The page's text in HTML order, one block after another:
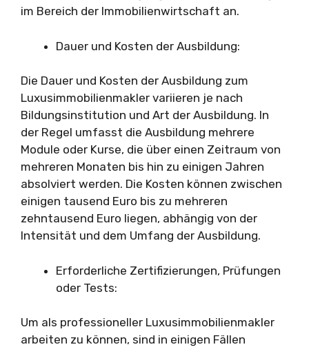
im Bereich der Immobilienwirtschaft an.
Dauer und Kosten der Ausbildung:
Die Dauer und Kosten der Ausbildung zum
Luxusimmobilienmakler variieren je nach
Bildungsinstitution und Art der Ausbildung. In
der Regel umfasst die Ausbildung mehrere
Module oder Kurse, die über einen Zeitraum von
mehreren Monaten bis hin zu einigen Jahren
absolviert werden. Die Kosten können zwischen
einigen tausend Euro bis zu mehreren
zehntausend Euro liegen, abhängig von der
Intensität und dem Umfang der Ausbildung.
Erforderliche Zertifizierungen, Prüfungen
oder Tests:
Um als professioneller Luxusimmobilienmakler
arbeiten zu können, sind in einigen Fällen